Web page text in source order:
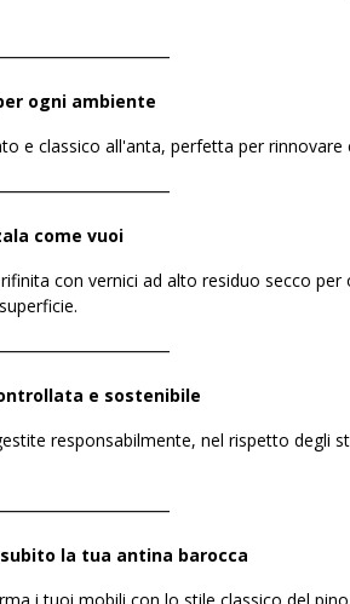
ogni ambiente
e classico all'anta, perfetta per
come vuoi
con vernici ad alto residuo secco
e sostenibile
responsabilmente, nel rispetto degli
la tua antina barocca